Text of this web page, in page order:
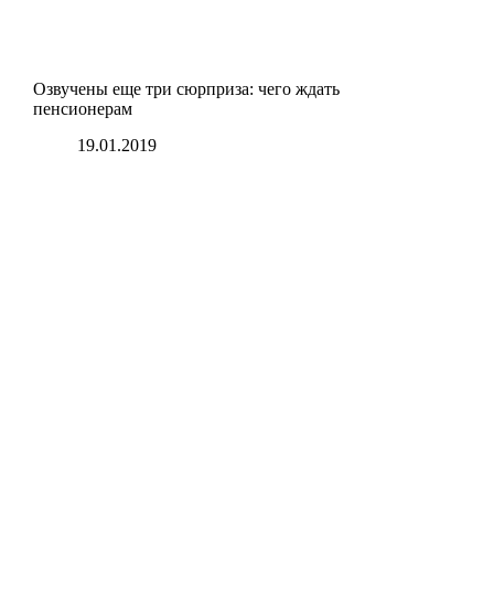
Озвучены еще три сюрприза: чего ждать
пенсионерам
19.01.2019